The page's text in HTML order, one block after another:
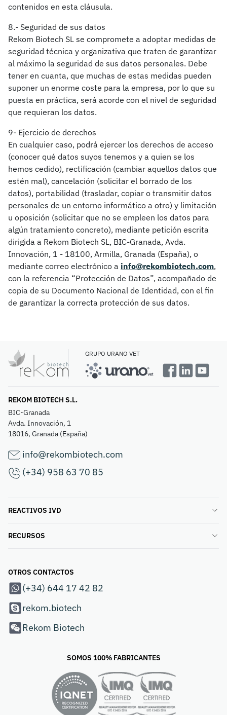
contenidos en esta cláusula.
8.- Seguridad de sus datos
Rekom Biotech SL se compromete a adoptar medidas de
seguridad técnica y organizativa que traten de garantizar
al máximo la seguridad de sus datos personales. Debe
tener en cuanta, que muchas de estas medidas pueden
suponer un enorme coste para la empresa, por lo que su
puesta en práctica, será acorde con el nivel de seguridad
que requieran los datos.
9- Ejercicio de derechos
En cualquier caso, podrá ejercer los derechos de acceso
(conocer qué datos suyos tenemos y a quien se los
hemos cedido), rectificación (cambiar aquellos datos que
estén mal), cancelación (solicitar el borrado de los
datos), portabilidad (trasladar, copiar o transmitir datos
personales de un entorno informático a otro) y limitación
u oposición (solicitar que no se empleen los datos para
algún tratamiento concreto), mediante petición escrita
dirigida a Rekom Biotech SL, BIC-Granada, Avda.
Innovación, 1 - 18100, Armilla, Granada (España), o
mediante correo electrónico a info@rekombiotech.com,
con la referencia “Protección de Datos”, acompañado de
copia de su Documento Nacional de Identidad, con el fin
de garantizar la correcta protección de sus datos.
GRUPO URANO VET
REKOM BIOTECH S.L.
BIC-Granada
Avda. Innovación, 1
18016, Granada (España)
info@rekombiotech.com
(+34) 958 63 70 85
REACTIVOS IVD
RECURSOS
OTROS CONTACTOS
(+34) 644 17 42 82
rekom.biotech
Rekom Biotech
SOMOS 100% FABRICANTES